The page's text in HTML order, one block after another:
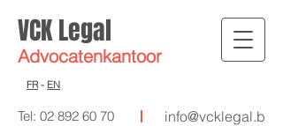
VCK Legal
Advocatenkantoor
Tel: 02 892 60 70
info@vcklegal.b
FR - EN